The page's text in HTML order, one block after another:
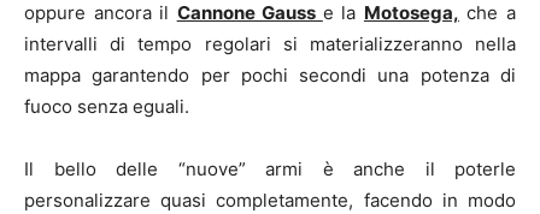
oppure ancora il Cannone Gauss e la Motosega, che a
intervalli di tempo regolari si materializzeranno nella
mappa garantendo per pochi secondi una potenza di
fuoco senza eguali.
Il bello delle “nuove” armi è anche il poterle
personalizzare quasi completamente, facendo in modo